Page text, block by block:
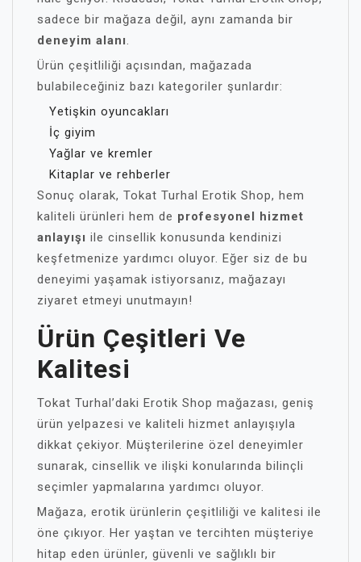
sadece bir mağaza değil, aynı zamanda bir
deneyim alanı.
Ürün çeşitliliği açısından, mağazada
bulabileceğiniz bazı kategoriler şunlardır:
Yetişkin oyuncakları
İç giyim
Yağlar ve kremler
Kitaplar ve rehberler
Sonuç olarak, Tokat Turhal Erotik Shop, hem
kaliteli ürünleri hem de profesyonel hizmet
anlayışı ile cinsellik konusunda kendinizi
keşfetmenize yardımcı oluyor. Eğer siz de bu
deneyimi yaşamak istiyorsanız, mağazayı
ziyaret etmeyi unutmayın!
Ürün Çeşitleri Ve
Kalitesi
Tokat Turhal’daki Erotik Shop mağazası, geniş
ürün yelpazesi ve kaliteli hizmet anlayışıyla
dikkat çekiyor. Müşterilerine özel deneyimler
sunarak, cinsellik ve ilişki konularında bilinçli
seçimler yapmalarına yardımcı oluyor.
Mağaza, erotik ürünlerin çeşitliliği ve kalitesi ile
öne çıkıyor. Her yaştan ve tercihten müşteriye
hitap eden ürünler, güvenli ve sağlıklı bir